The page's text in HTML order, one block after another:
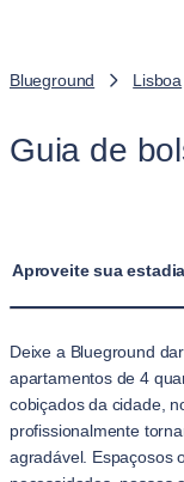
Blueground Lisboa
Guia de
Aproveite sua
Deixe a Blueground
apartamentos de 4
cobiçados da cidade,
profissionalmente
agradável. Espaçosos